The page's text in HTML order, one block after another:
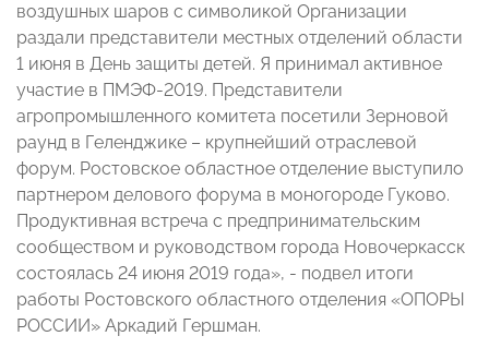
воздушных шаров с символикой Организации
раздали представители местных отделений области
1 июня в День защиты детей. Я принимал активное
участие в ПМЭФ-2019. Представители
агропромышленного комитета посетили Зерновой
раунд в Геленджике – крупнейший отраслевой
форум. Ростовское областное отделение выступило
партнером делового форума в моногороде Гуково.
Продуктивная встреча с предпринимательским
сообществом и руководством города Новочеркасск
состоялась 24 июня 2019 года», - подвел итоги
работы Ростовского областного отделения «ОПОРЫ
РОССИИ» Аркадий Гершман.